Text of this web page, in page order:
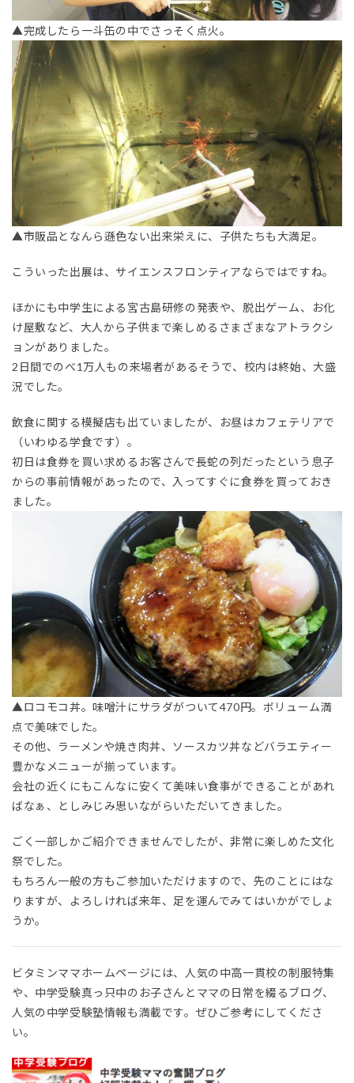
▲完成したら一斗缶の中でさっそく点火。
▲市販品となんら遜色ない出来栄えに、子供たちも大満足。
こういった出展は、サイエンスフロンティアならではですね。
ほかにも中学生による宮古島研修の発表や、脱出ゲーム、お化
け屋敷など、大人から子供まで楽しめるさまざまなアトラクシ
ョンがありました。
2日間でのべ1万人もの来場者があるそうで、校内は終始、大盛
況でした。
飲食に関する模擬店も出ていましたが、お昼はカフェテリアで
（いわゆる学食です）。
初日は食券を買い求めるお客さんで長蛇の列だったという息子
からの事前情報があったので、入ってすぐに食券を買っておき
ました。
▲ロコモコ丼。味噌汁にサラダがついて470円。ボリューム満
点で美味でした。
その他、ラーメンや焼き肉丼、ソースカツ丼などバラエティー
豊かなメニューが揃っています。
会社の近くにもこんなに安くて美味い食事ができることがあれ
ばなぁ、としみじみ思いながらいただいてきました。
ごく一部しかご紹介できませんでしたが、非常に楽しめた文化
祭でした。
もちろん一般の方もご参加いただけますので、先のことにはな
りますが、よろしければ来年、足を運んでみてはいかがでしょ
うか。
ビタミンママホームページには、人気の中高一貫校の制服特集
や、中学受験真っ只中のお子さんとママの日常を綴るブログ、
人気の中学受験塾情報も満載です。ぜひご参考にしてくださ
い。